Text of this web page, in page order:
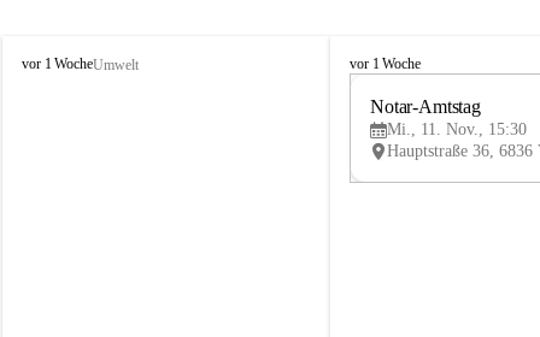
V
vor 1 WocheUmwelt
V
vor 1 Woche
Notar-Amtstag
Mi., 11. Nov., 15:30